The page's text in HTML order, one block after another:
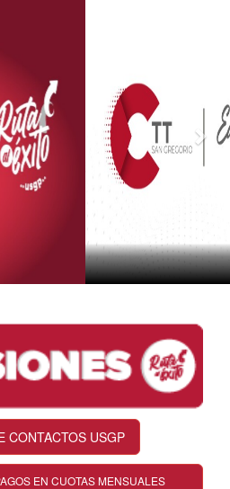
CONTACTOS USGP
EN CUOTAS MENSUALES